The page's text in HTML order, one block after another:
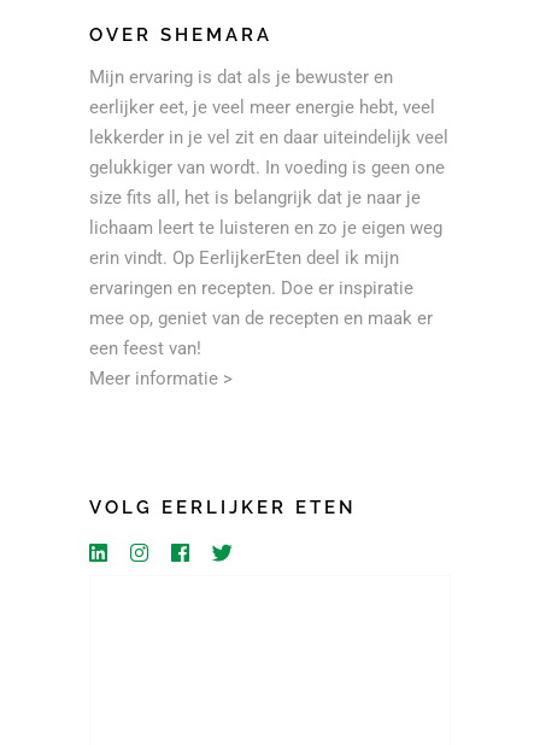
OVER SHEMARA
Mijn ervaring is dat als je bewuster en
eerlijker eet, je veel meer energie hebt, veel
lekkerder in je vel zit en daar uiteindelijk veel
gelukkiger van wordt. In voeding is geen one
size fits all, het is belangrijk dat je naar je
lichaam leert te luisteren en zo je eigen weg
erin vindt. Op EerlijkerEten deel ik mijn
ervaringen en recepten. Doe er inspiratie
mee op, geniet van de recepten en maak er
een feest van!
Meer informatie >
VOLG EERLIJKER ETEN